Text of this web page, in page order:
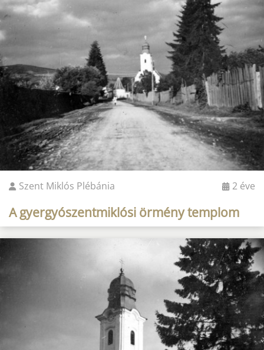
Szent Miklós Plébánia 2 éve
A gyergyószentmiklósi örmény templom